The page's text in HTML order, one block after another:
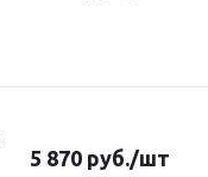
5 870 руб./шт